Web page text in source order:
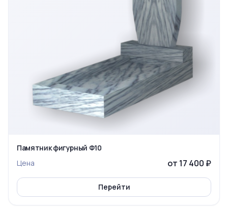
Памятник фигурный Ф10
Цена
от 17 400 ₽
Перейти